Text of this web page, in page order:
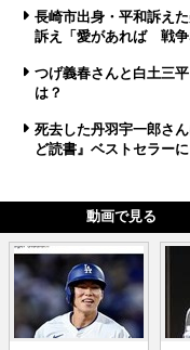
長崎市出身・平和訴え
訴え「愛があれば 戦争
つげ義春さんと白土三
は？
死去した丹羽宇一郎さ
ど読書』ベストセラーに
動画で見る